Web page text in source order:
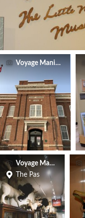
Voyage Manitoba
Voyage Manitoba
The Pas